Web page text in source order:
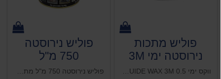
פוליש מתכות
נירוסטה ימי 3M
MARINE
פוליש נירוסטה
750 מ"ל
פוליש נירוסטה 750 מ"ל מתאים לכל המתכות לא כולל לציפויים דקורטיביים של זהב וכסף.מנקה ומגן. מתאים לשימוש ימי.